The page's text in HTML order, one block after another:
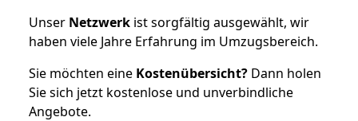
Unser Netzwerk ist sorgfältig ausgewählt, wir
haben viele Jahre Erfahrung im Umzugsbereich.
Sie möchten eine Kostenübersicht? Dann holen
Sie sich jetzt kostenlose und unverbindliche
Angebote.